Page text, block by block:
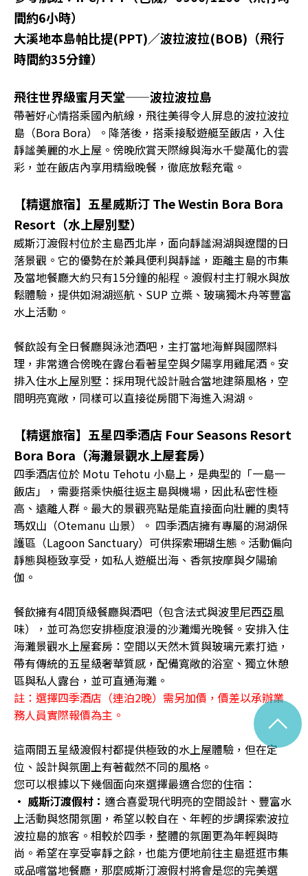
間約6小時）
大溪地本島帕比提(PPT)／波拉波拉(BOB)（飛行
時間約35分鐘）
飛往世界級蜜月天堂——波拉波拉島
帶著好心情搭乘國內航線，飛往美得令人屏息的波拉波拉
島（Bora Bora）。降落後，搭乘接駁遊艇至飯店，入住
靜謐美麗的水上屋。傍晚欣賞天際線與海水千變萬化的雲
彩，並在飯店內享用精緻晚餐，徹底放鬆充電。
【精選旅宿】五星威斯汀 The Westin Bora Bora
Resort（水上屋別墅）
威斯汀渡假村位於主島西北岸，面向靜謐潟湖與遼闊的日
落景觀。它的優勢在於兼具便利與靜謐，距離主島的市集
及當地餐廳大約只有15分鐘的船程。渡假村主打親水與放
鬆體驗，提供如潟湖巡航、SUP 立槳、玻璃獨木舟等豐富
水上活動。
餐飲設有全日餐廳與泳池酒吧，主打當地海鮮與國際料
理，非常適合傍晚在露台看著星空與夕陽享用雞尾酒。安
排入住水上屋別墅：採用現代設計融合當地建築風格，空
間明亮寬敞，同樣可以直接從房間下海進入潟湖。
【精選旅宿】五星四季酒店 Four Seasons Resort
Bora Bora（海灘景觀水上屋套房）
四季酒店位於 Motu Tehotu 小島上，是典型的「一島一
飯店」，需要搭乘快艇往返主島與機場，因此私密性極
高、遠離人群。最大的景觀亮點是能直接面向壯麗的奧特
瑪奴山（Otemanu 山景）。 四季酒店擁有專屬的潟湖保
護區（Lagoon Sanctuary）可供探索珊瑚生態。活動偏向
靜態與極致享受，如私人遊艇出海、香氛按摩與夕陽瑜
伽。
餐飲擁有4間頂級餐廳與酒吧（包含法式與波里尼西亞風
味），並可為您安排極度浪漫的沙灘燭光晚餐。安排入住
海灘景觀水上屋套房：空間以天然木質與玻璃元素打造，
帶有傳統的五星級奢華質感，配備寬敞的浴室、獨立休憩
區與私人露台，並可直通海灘。
註：選擇四季酒店（連泊2晚）需另加價，價差以承辦業
務人員實際報價為主。
這兩間五星級渡假村都提供極致的水上屋體驗，但在定
位、設計與氛圍上有著截然不同的風格。
您可以根據以下幾個面向來選擇最適合您的住宿：
• 威斯汀渡假村： 適合喜愛現代明亮的空間設計、豐富水
上活動與悠閒氛圍，希望以較自在、年輕的步調探索波拉
波拉島的旅客。相較於四季，整體的氛圍更為年輕與時
尚。希望在享受寧靜之餘，也能方便地前往主島逛逛市集
或品嚐當地餐廳，那麼威斯汀渡假村將會是您的完美選
^